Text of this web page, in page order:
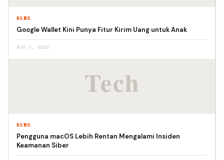
NEWS
Google Wallet Kini Punya Fitur Kirim Uang untuk Anak
AUG 7, 2026
NEWS
Pengguna macOS Lebih Rentan Mengalami Insiden
Keamanan Siber